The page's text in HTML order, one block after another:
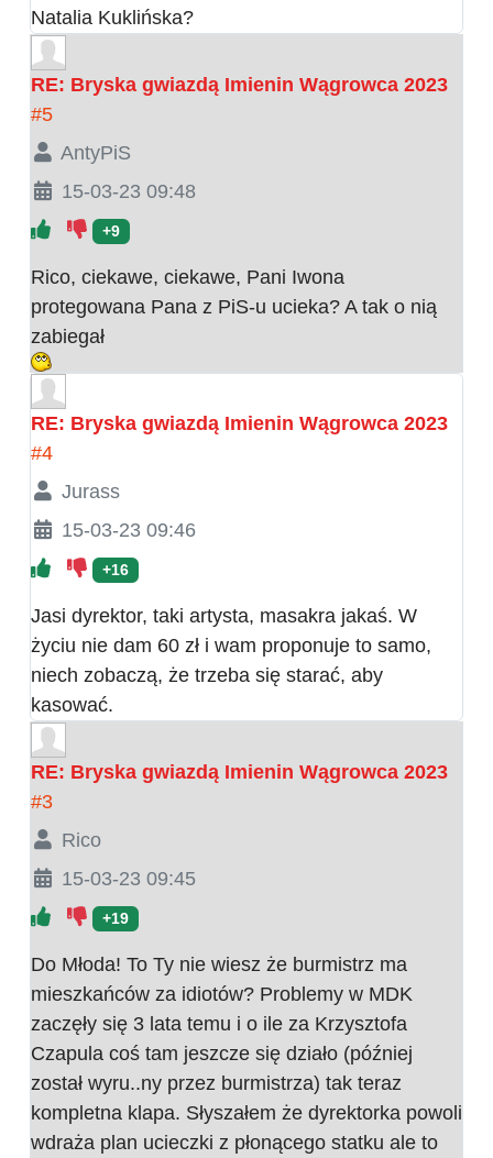
Natalia Kuklińska?
RE: Bryska gwiazdą Imienin Wągrowca 2023
#5
AntyPiS
15-03-23 09:48
+9
Rico, ciekawe, ciekawe, Pani Iwona
protegowana Pana z PiS-u ucieka? A tak o nią
zabiegał
RE: Bryska gwiazdą Imienin Wągrowca 2023
#4
Jurass
15-03-23 09:46
+16
Jasi dyrektor, taki artysta, masakra jakaś. W
życiu nie dam 60 zł i wam proponuje to samo,
niech zobaczą, że trzeba się starać, aby
kasować.
RE: Bryska gwiazdą Imienin Wągrowca 2023
#3
Rico
15-03-23 09:45
+19
Do Młoda! To Ty nie wiesz że burmistrz ma
mieszkańców za idiotów? Problemy w MDK
zaczęły się 3 lata temu i o ile za Krzysztofa
Czapula coś tam jeszcze się działo (później
został wyru..ny przez burmistrza) tak teraz
kompletna klapa. Słyszałem że dyrektorka powoli
wdraża plan ucieczki z płonącego statku ale to